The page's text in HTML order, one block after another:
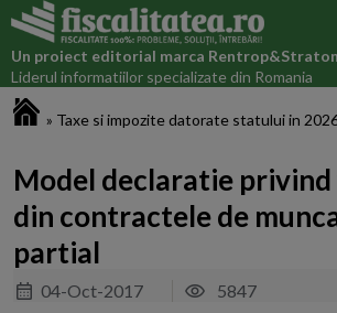
Un proiect editorial marca Rentrop&Straton
Liderul informatiilor specializate din Romania
» Taxe si impozite datorate statului in
Model declaratie
din contractele de
partial
04-Oct-2017 5847